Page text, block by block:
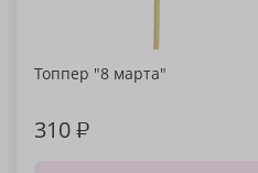
Топпер "8 марта"
310₽